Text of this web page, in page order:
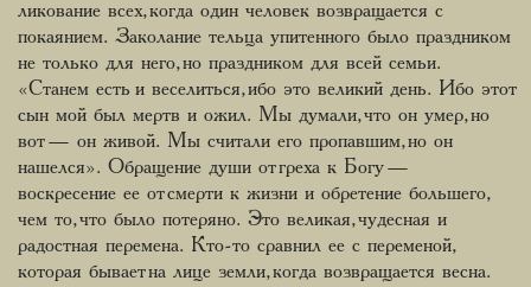
ликование всех, когда один человек возвращается с
покаянием. Заколание тельца упитенного было праздником
не только для него, но праздником для всей семьи.
«Станем есть и веселиться, ибо это великий день. Ибо этот
сын мой был мертв и ожил. Мы думали, что он умер, но
вот — он живой. Мы считали его пропавшим, но он
нашелся». Обращение души от греха к Богу —
воскресение ее от смерти к жизни и обретение большего,
чем то, что было потеряно. Это великая, чудесная и
радостная перемена. Кто-то сравнил ее с переменой,
которая бывает на лице земли, когда возвращается весна.